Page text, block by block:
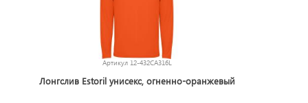
Артикул 12-432CA316L
Лонгслив Estoril унисекс, огненно-оранжевый